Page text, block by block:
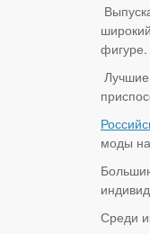
фигуре.
моды
Среди